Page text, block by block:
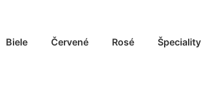
Biele Červené Rosé Špeciality